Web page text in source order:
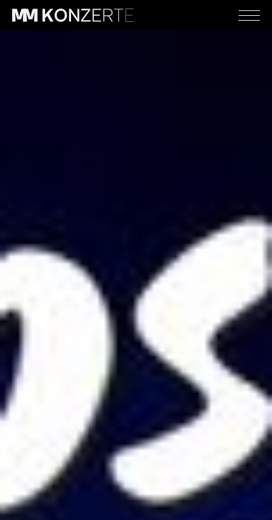
Schlager